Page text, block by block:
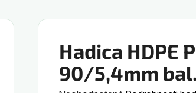
Hadica HDPE
90/5,4mm